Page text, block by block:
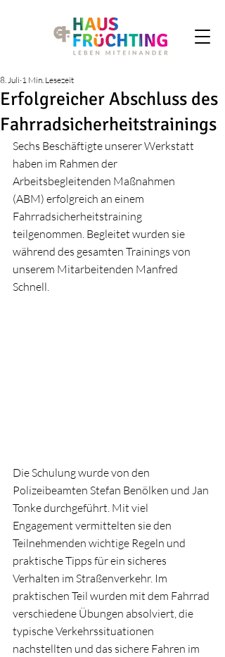
Erfolgreicher Abschluss des
Fahrradsicherheitstrainings
8. Juli 1 Min. Lesezeit
Sechs Beschäftigte unserer Werkstatt
haben im Rahmen der
Arbeitsbegleitenden Maßnahmen
(ABM) erfolgreich an einem
Fahrradsicherheitstraining
teilgenommen. Begleitet wurden sie
während des gesamten Trainings von
unserem Mitarbeitenden Manfred
Schnell.
Die Schulung wurde von den
Polizeibeamten Stefan Benölken und Jan
Tonke durchgeführt. Mit viel
Engagement vermittelten sie den
Teilnehmenden wichtige Regeln und
praktische Tipps für ein sicheres
Verhalten im Straßenverkehr. Im
praktischen Teil wurden mit dem Fahrrad
verschiedene Übungen absolviert, die
typische Verkehrssituationen
nachstellten und das sichere Fahren im